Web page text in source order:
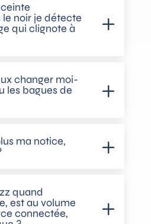
noir je détecte
qui clignote à
changer moi-
les bagues de
ma notice,
quand
est au volume
connectée,